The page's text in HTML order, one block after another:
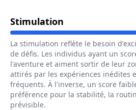
Stimulation Pour Le
La stimulation reflète le besoin
de défis. Les individus ayant un
l'aventure et aiment sortir de leur
attirés par les expériences inédites
fréquents. À l'inverse, un score
préférence pour la stabilité, la
prévisible.